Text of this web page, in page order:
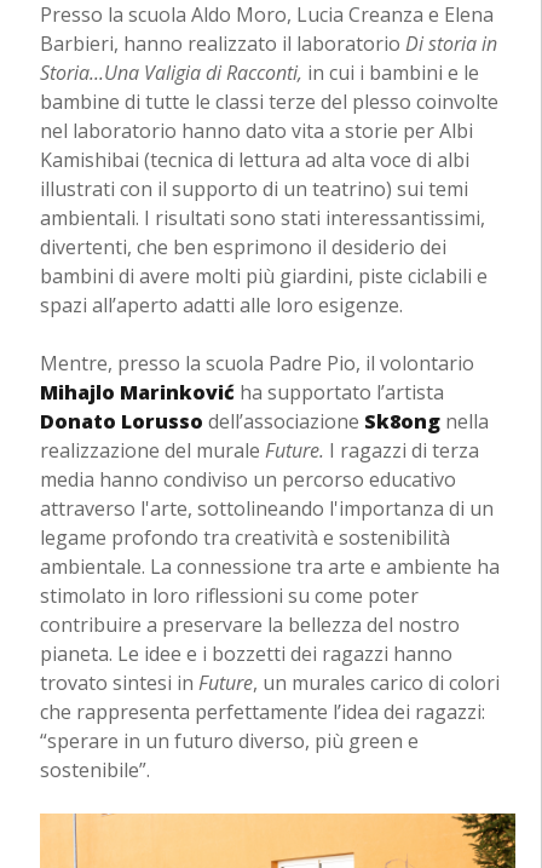
Presso la scuola Aldo Moro, Lucia Creanza e Elena
Barbieri, hanno realizzato il laboratorio Di storia in
Storia...Una Valigia di Racconti, in cui i bambini e le
bambine di tutte le classi terze del plesso coinvolte
nel laboratorio hanno dato vita a storie per Albi
Kamishibai (tecnica di lettura ad alta voce di albi
illustrati con il supporto di un teatrino) sui temi
ambientali. I risultati sono stati interessantissimi,
divertenti, che ben esprimono il desiderio dei
bambini di avere molti più giardini, piste ciclabili e
spazi all’aperto adatti alle loro esigenze.
Mentre, presso la scuola Padre Pio, il volontario
Mihajlo Marinkovićha supportato l’artista
Donato Lorusso dell’associazione Sk8ongnella
realizzazione del murale Future. I ragazzi di terza
media hanno condiviso un percorso educativo
attraverso l'arte, sottolineando l'importanza di un
legame profondo tra creatività e sostenibilità
ambientale. La connessione tra arte e ambiente ha
stimolato in loro riflessioni su come poter
contribuire a preservare la bellezza del nostro
pianeta. Le idee e i bozzetti dei ragazzi hanno
trovato sintesi in Future, un murales carico di colori
che rappresenta perfettamente l’idea dei ragazzi:
“sperare in un futuro diverso, più green e
sostenibile”.